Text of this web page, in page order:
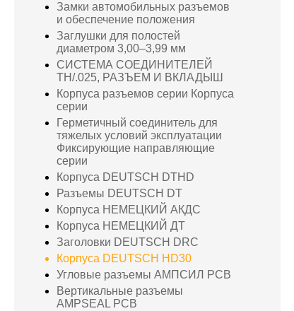
Замки автомобильных разъемов
и обеспечение положения
Заглушки для полостей
диаметром 3,00–3,99 мм
СИСТЕМА СОЕДИНИТЕЛЕЙ
TH/.025, РАЗЪЕМ И ВКЛАДЫШ
Корпуса разъемов серии Корпуса
серии
Герметичный соединитель для
тяжелых условий эксплуатации
Фиксирующие направляющие
серии
Корпуса DEUTSCH DTHD
Разъемы DEUTSCH DT
Корпуса НЕМЕЦКИЙ АКДС
Корпуса НЕМЕЦКИЙ ДТ
Заголовки DEUTSCH DRC
Корпуса DEUTSCH HD30
Угловые разъемы АМПСИЛ PCB
Вертикальные разъемы
AMPSEAL PCB